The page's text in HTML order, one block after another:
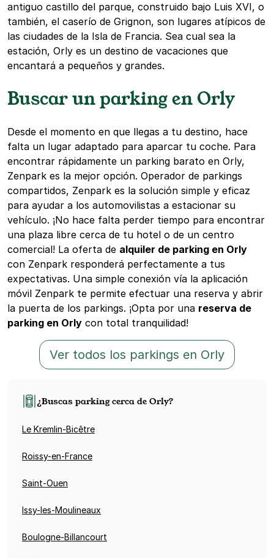
antiguo castillo del parque, construido bajo Luis XVI, o
también, el caserío de Grignon, son lugares atípicos de
las ciudades de la Isla de Francia. Sea cual sea la
estación, Orly es un destino de vacaciones que
encantará a pequeños y grandes.
Buscar un parking en Orly
Desde el momento en que llegas a tu destino, hace
falta un lugar adaptado para aparcar tu coche. Para
encontrar rápidamente un parking barato en Orly,
Zenpark es la mejor opción. Operador de parkings
compartidos, Zenpark es la solución simple y eficaz
para ayudar a los automovilistas a estacionar su
vehículo. ¡No hace falta perder tiempo para encontrar
una plaza libre cerca de tu hotel o de un centro
comercial! La oferta de alquiler de parking en Orly
con Zenpark responderá perfectamente a tus
expectativas. Una simple conexión vía la aplicación
móvil Zenpark te permite efectuar una reserva y abrir
la puerta de los parkings. ¡Opta por una reserva de
parking en Orly con total tranquilidad!
Ver todos los parkings en Orly
¿Buscas parking cerca de Orly?
Le Kremlin-Bicêtre
Roissy-en-France
Saint-Ouen
Issy-les-Moulineaux
Boulogne-Billancourt